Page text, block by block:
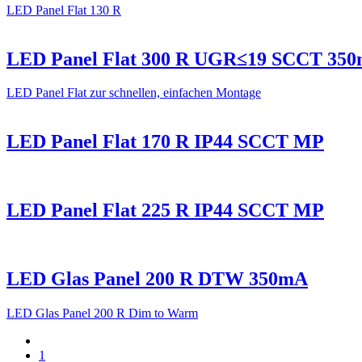
LED Panel Flat 130 R
LED Panel Flat 300 R UGR≤19 SCCT
LED Panel Flat zur schnellen, einfachen Montage
LED Panel Flat 170 R IP44 SCCT MP
LED Panel Flat 225 R IP44 SCCT MP
LED Glas Panel 200 R DTW 350mA
LED Glas Panel 200 R Dim to Warm
1